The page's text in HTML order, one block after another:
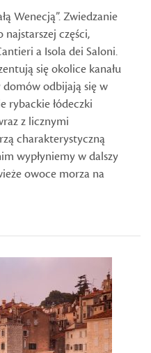
Wenecją”. Zwiedzanie
części,
a Isola dei Saloni.
się okolice kanału
domów odbijają się w
rybackie łódeczki
z licznymi
charakterystyczną
wypłyniemy w dalszy
owoce morza na